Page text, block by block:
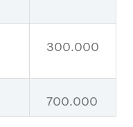
300.000
700.000